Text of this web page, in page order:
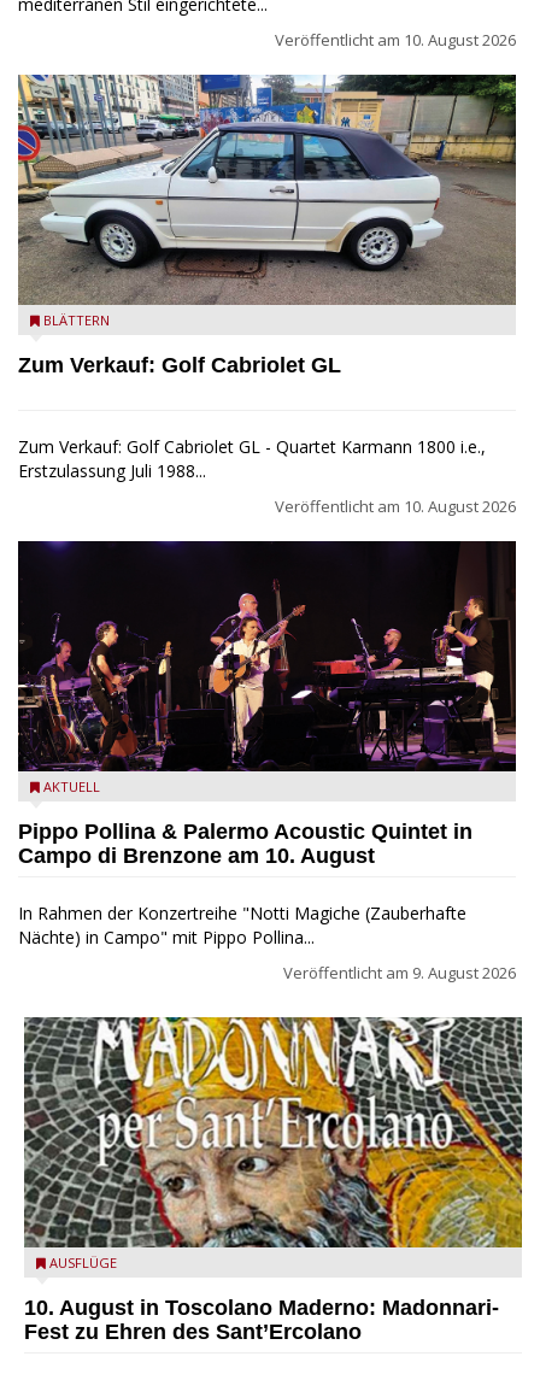
mediterranen Stil eingerichtete...
Veröffentlicht am 10. August 2026
Golf Cabriolet zu verkaufen
BLÄTTERN
Zum Verkauf: Golf Cabriolet GL
Zum Verkauf: Golf Cabriolet GL - Quartet Karmann 1800 i.e.,
Erstzulassung Juli 1988...
Veröffentlicht am 10. August 2026
Pippo Pollina im Konzert mit dem Palermo Acoustic Quintet
AKTUELL
Pippo Pollina & Palermo Acoustic Quintet in
Campo di Brenzone am 10. August
In Rahmen der Konzertreihe "Notti Magiche (Zauberhafte
Nächte) in Campo" mit Pippo Pollina...
Veröffentlicht am 9. August 2026
Toscolano Maderno: "Madonnari per Sant'Ercolano"
AUSFLÜGE
10. August in Toscolano Maderno: Madonnari-
Fest zu Ehren des Sant’Ercolano